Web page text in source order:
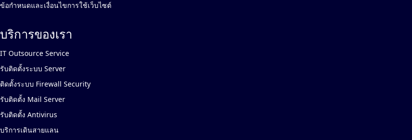
ข้อกำหนดและเงื่อนไขการใช้เว็บไซต์
บริการของเรา
IT Outsource Service
รับติดตั้งระบบ Server
ติดตั้งระบบ Firewall Security
รับติดตั้ง Mail Server
รับติดตั้ง Antivirus
บริการเดินสายแลน